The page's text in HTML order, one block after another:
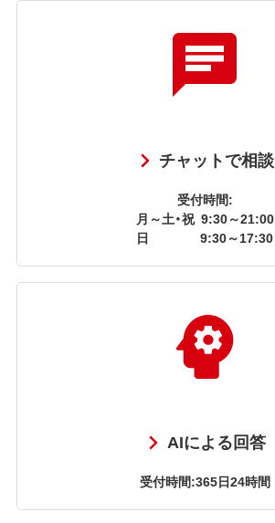
チャットで相談
受付時間:
月～土・祝 9:30～21:00
日
9:30～17:30
AIによる回答
受付時間:365日24時間